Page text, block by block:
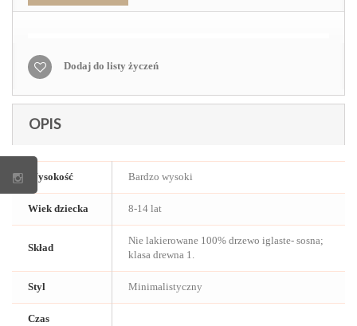
Dodaj do listy życzeń
OPIS
Wysokość Bardzo wysoki
Wiek dziecka 8-14 lat
Skład
Nie lakierowane 100% drzewo iglaste- sosna;
klasa drewna 1.
Styl Minimalistyczny
Czas